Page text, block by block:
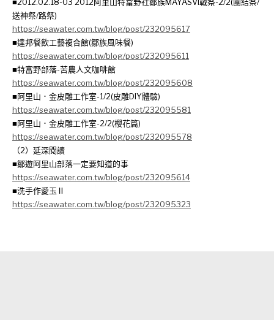
送神祭/路祭)
https://seawater.com.tw/blog/post/232095617
■達邦餐飲工藝複合館(鄒族風味餐)
https://seawater.com.tw/blog/post/232095611
■特富野部落-苦農人文咖啡館
https://seawater.com.tw/blog/post/232095608
■阿里山．金皮雕工作室-1/2(皮雕DIY體驗)
https://seawater.com.tw/blog/post/232095581
■阿里山．金皮雕工作室-2/2(櫻花篇)
https://seawater.com.tw/blog/post/232095578
（2）延深閱讀
■鄒遊阿里山部落一定要知道的事
https://seawater.com.tw/blog/post/232095614
■洗手作愛玉Ⅱ
https://seawater.com.tw/blog/post/232095323